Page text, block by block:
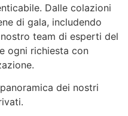
Dalle colazioni
di gala, includendo
team di esperti del
ogni richiesta con
dei nostri